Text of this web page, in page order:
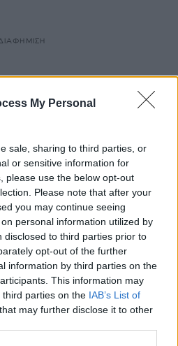
My Personal
sale, sharing to third parties, or
or sensitive information for
please use the below opt-out
Please note that after your
you may continue seeing
personal information utilized by
disclosed to third parties prior to
opt-out of the further
information by third parties on the
This information may
parties on the IAB’s List of
that may further disclose it to other